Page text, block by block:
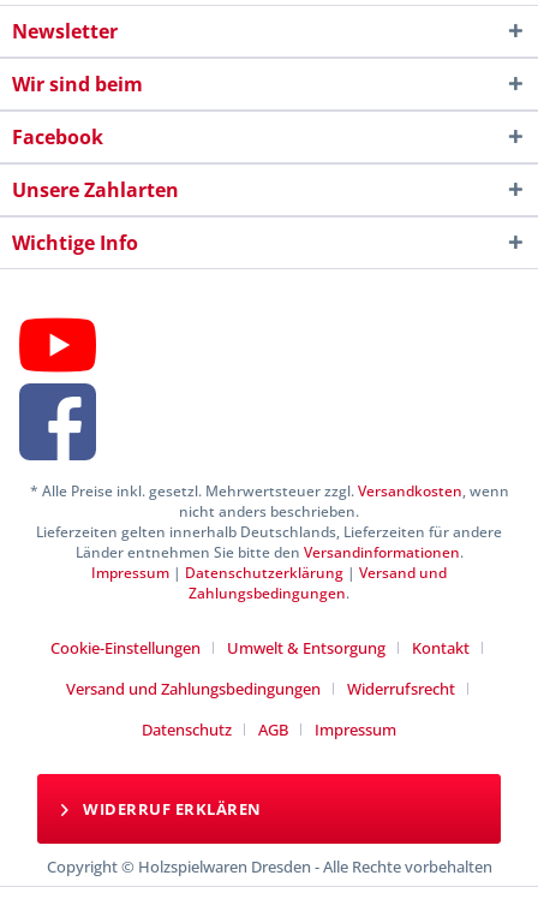
Newsletter
Wir sind beim
Facebook
Unsere Zahlarten
Wichtige Info
* Alle Preise inkl. gesetzl. Mehrwertsteuer zzgl.Versandkosten, wenn
nicht anders beschrieben.
Lieferzeiten gelten innerhalb Deutschlands, Lieferzeiten für andere
Länder entnehmen Sie bitte den Versandinformationen.
Impressum | Datenschutzerklärung | Versand und
Zahlungsbedingungen.
Cookie-Einstellungen Umwelt & Entsorgung
Kontakt
Versand und Zahlungsbedingungen
Widerrufsrecht
Datenschutz
AGB Impressum
WIDERRUF ERKLÄREN
Copyright © Holzspielwaren Dresden - Alle Rechte vorbehalten